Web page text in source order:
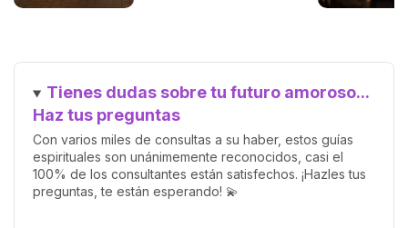
profunda y única promete
crecimiento y comprensión
mutua. Pero, ¿cómo saber
esa persona especial?
Tienes dudas sobre tu futuro amoroso...
Haz tus preguntas
Con varios miles de consultas a su haber, estos guías
espirituales son unánimemente reconocidos, casi el
100% de los consultantes están satisfechos. ¡Hazles tus
preguntas, te están esperando! 💫